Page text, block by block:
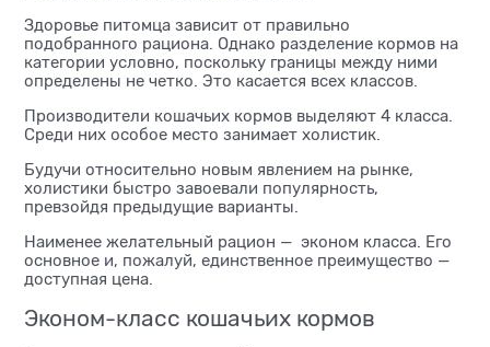
Здоровье питомца зависит от правильно
подобранного рациона. Однако разделение кормов на
категории условно, поскольку границы между ними
определены не четко. Это касается всех классов.
Производители кошачьих кормов выделяют 4 класса.
Среди них особое место занимает холистик.
Будучи относительно новым явлением на рынке,
холистики быстро завоевали популярность,
превзойдя предыдущие варианты.
Наименее желательный рацион — эконом класса. Его
основное и, пожалуй, единственное преимущество —
доступная цена.
Эконом-класс кошачьих кормов